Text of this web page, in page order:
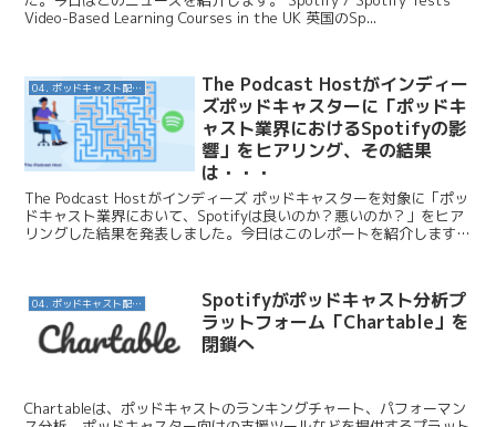
Video-Based Learning Courses in the UK 英国のSp...
04. ポッドキャスト配信・制作等
The Podcast Hostがインディー
ズポッドキャスターに「ポッドキ
ャスト業界におけるSpotifyの影
響」をヒアリング、その結果
は・・・
The Podcast Hostがインディーズ ポッドキャスターを対象に「ポッ
ドキャスト業界において、Spotifyは良いのか？悪いのか？」をヒア
リングした結果を発表しました。今日はこのレポートを紹介します。
04. ポッドキャスト配信・制作等
Spotifyがポッドキャスト分析プ
ラットフォーム「Chartable」を
閉鎖へ
Chartableは、ポッドキャストのランキングチャート、パフォーマン